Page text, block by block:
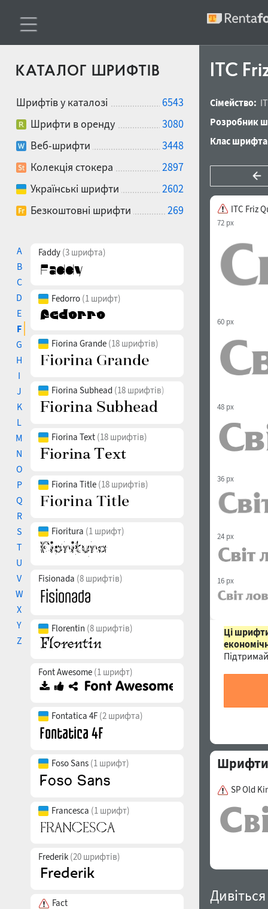
КАТАЛОГ ШРИФТІВ
Шрифтів у каталозі
6543
Шрифти в оренду
3080
Веб-шрифти
3448
Колекція стокера
2897
Українські шрифти
2602
Безкоштовні шрифти
269
A
B
C
D
E
F
G
H
I
J
K
L
M
N
O
P
Q
R
S
T
U
V
W
X
Y
Z
Faddy (3 шрифта)
Fedorro (1 шрифт)
Fiorina Grande (18 шрифтів)
Fiorina Subhead (18 шрифтів)
Fiorina Text (18 шрифтів)
Fiorina Title (18 шрифтів)
Fioritura (1 шрифт)
Fisionada (8 шрифтів)
Florentin (8 шрифтів)
Font Awesome (1 шрифт)
Fontatica 4F (2 шрифта)
Foso Sans (1 шрифт)
Francesca (1 шрифт)
Frederik (20 шрифтів)
Fact
ITC
Сімейство:
Розробник
Клас
ITC Friz
72 px
60 px
48 px
36 px
24 px
16 px
Ці
Шрифти
SP Old